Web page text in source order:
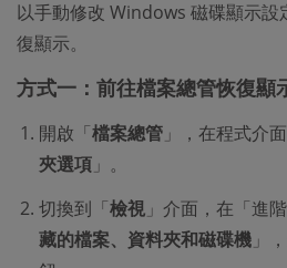
以手動修改 Windows 磁碟顯示設
復顯示。
方式一：前往檔案總管恢復顯
開啟「檔案總管 」，在程式介
夾選項 」。
切換到「檢視 」介面，在「進
藏的檔案、資料夾和磁碟機 」